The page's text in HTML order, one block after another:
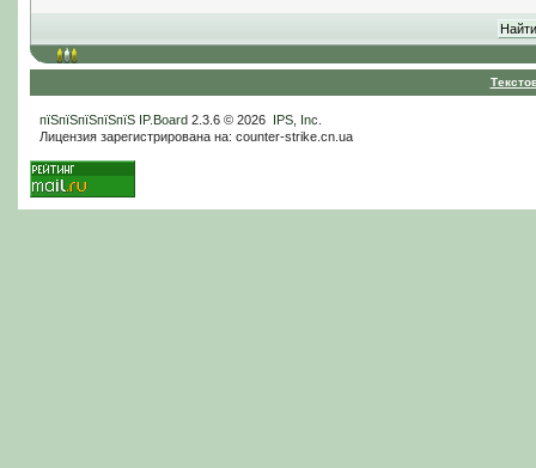
пїЅпїЅпїЅпїЅпїЅ IP.Board2.3.6 © 2026 IPS, Inc
Лицензия зарегистрирована на: counter-strike.cn.ua